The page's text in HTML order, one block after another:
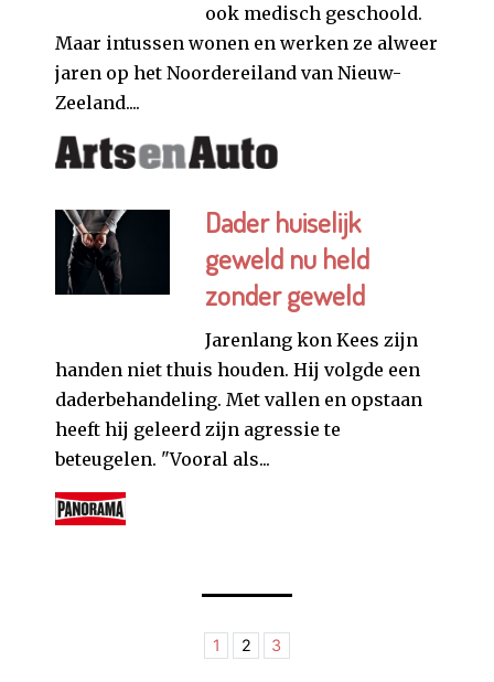
ook medisch geschoold.
Maar intussen wonen en werken ze alweer
jaren op het Noordereiland van Nieuw-
Zeeland....
Dader huiselijk
geweld nu held
zonder geweld
Jarenlang kon Kees zijn
handen niet thuis houden. Hij volgde een
daderbehandeling. Met vallen en opstaan
heeft hij geleerd zijn agressie te
beteugelen. "Vooral als...
1 2 3